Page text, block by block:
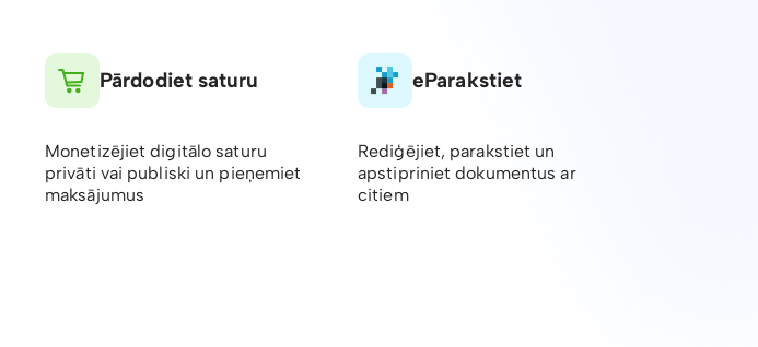
Pārdodiet saturu
Monetizējiet digitālo saturu
privāti vai publiski un pieņemiet
maksājumus
eParakstiet
Rediģējiet, parakstiet un
apstipriniet dokumentus ar
citiem